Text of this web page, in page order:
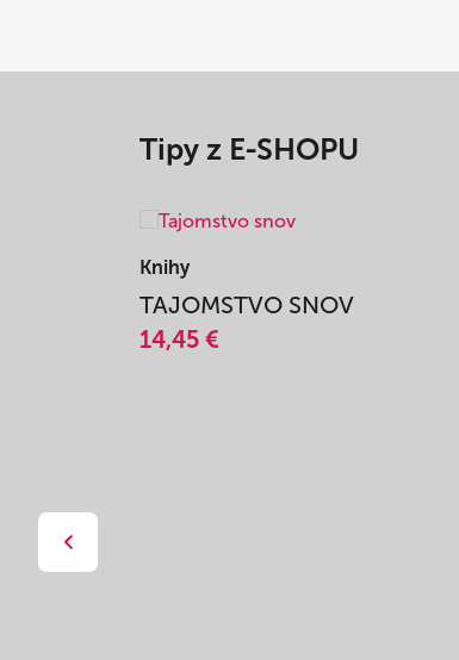
Tipy z E-SHOPU
Knihy
TAJOMSTVO SNOV
14,45 €